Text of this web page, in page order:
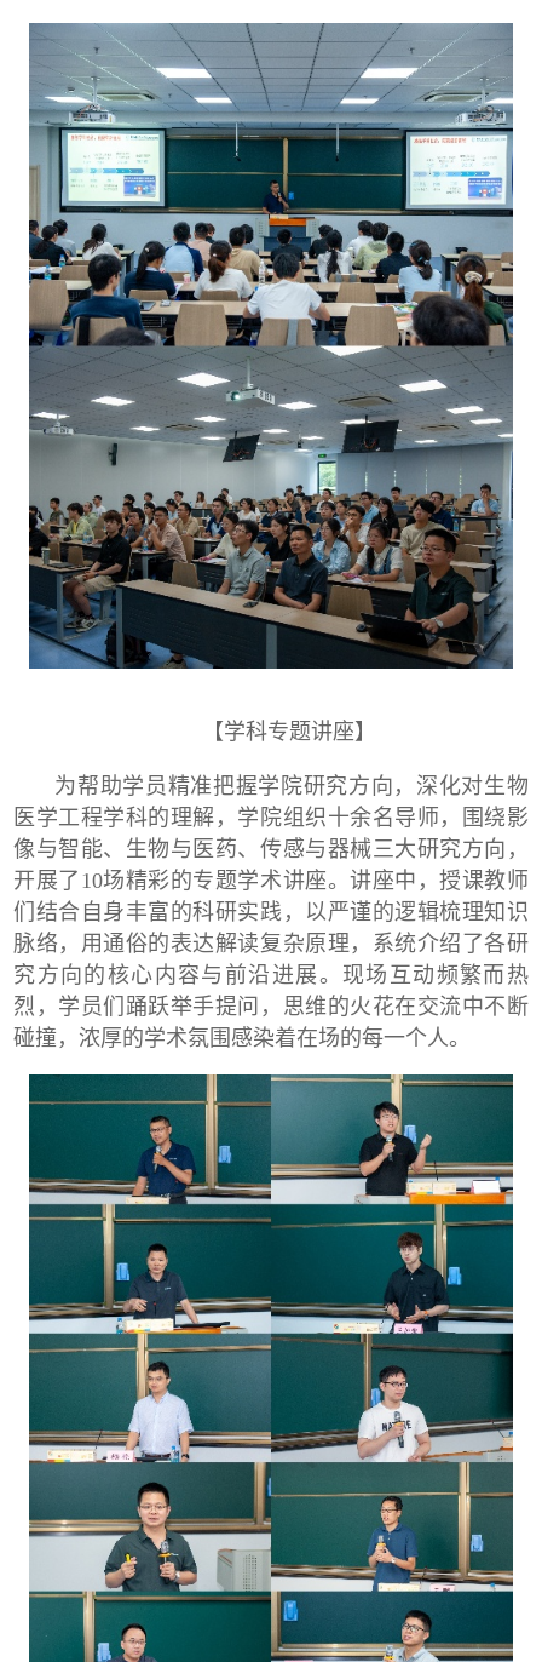
【学科专题讲座】
为帮助学员精准把握学院研究方向，深化对生物
医学工程学科的理解，学院组织十余名导师，围绕影
像与智能、生物与医药、传感与器械三大研究方向，
开展了 10场精彩的专题学术讲座。讲座中，授课教师
们结合自身丰富的科研实践，以严谨的逻辑梳理知识
脉络，用通俗的表达解读复杂原理，系统介绍了各研
究方向的核心内容与前沿进展。现场互动频繁而热
烈，学员们踊跃举手提问，思维的火花在交流中不断
碰撞，浓厚的学术氛围感染着在场的每一个人。